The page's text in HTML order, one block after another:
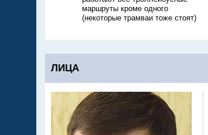
маршруты кроме одного
(некоторые трамваи тоже стоят)
ЛИЦА